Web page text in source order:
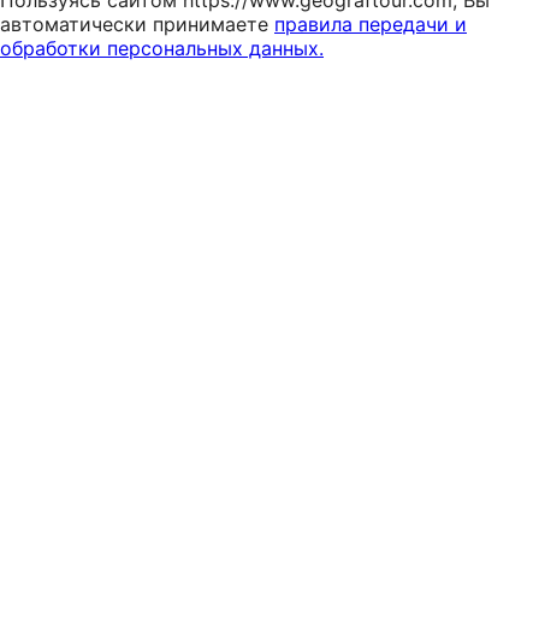
автоматически принимаете правила передачи и
обработки персональных данных.